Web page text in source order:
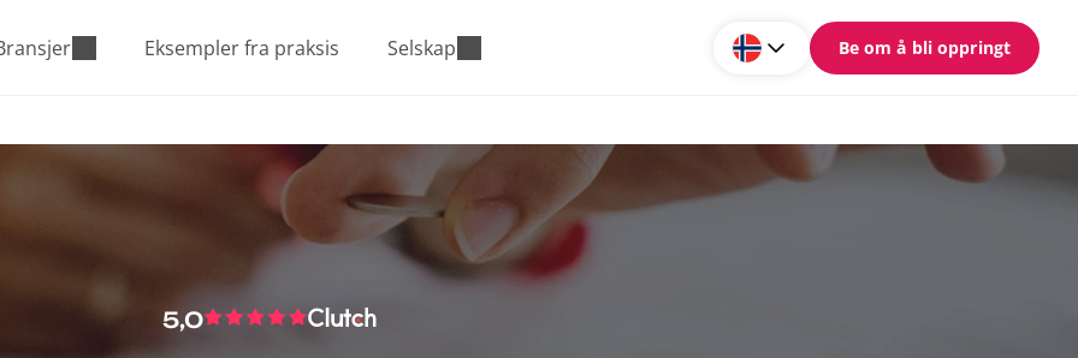
Eksempler fra praksis Selskap Be om å bli oppringt
5,0